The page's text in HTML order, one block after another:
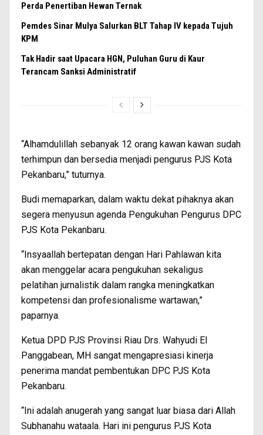
Perda Penertiban Hewan Ternak
Pemdes Sinar Mulya Salurkan BLT Tahap IV kepada Tujuh
KPM
Tak Hadir saat Upacara HGN, Puluhan Guru di Kaur
Terancam Sanksi Administratif
“Alhamdulillah sebanyak 12 orang kawan kawan sudah
terhimpun dan bersedia menjadi pengurus PJS Kota
Pekanbaru,” tuturnya.
Budi memaparkan, dalam waktu dekat pihaknya akan
segera menyusun agenda Pengukuhan Pengurus DPC
PJS Kota Pekanbaru.
“Insyaallah bertepatan dengan Hari Pahlawan kita
akan menggelar acara pengukuhan sekaligus
pelatihan jurnalistik dalam rangka meningkatkan
kompetensi dan profesionalisme wartawan,”
paparnya.
Ketua DPD PJS Provinsi Riau Drs. Wahyudi El
Panggabean, MH sangat mengapresiasi kinerja
penerima mandat pembentukan DPC PJS Kota
Pekanbaru.
“Ini adalah anugerah yang sangat luar biasa dari Allah
Subhanahu wataala. Hari ini pengurus PJS Kota